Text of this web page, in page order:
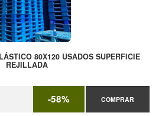
80X120 USADOS SUPERFICIE
REJILLADA
-58% COMPRAR